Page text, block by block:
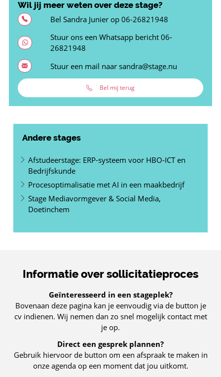
Wil jij meer weten over deze stage?
Bel Sandra Junier op 06-26821948
Stuur ons een Whatsapp bericht 06-
26821948
Stuur een mail naar sandra@stage.nu
Bel mij terug
Andere stages
Afstudeerstage: ERP-systeem voor HBO-ICT en
Bedrijfskunde
Procesoptimalisatie met AI in een maakbedrijf
Stage Mediavormgever & Social Media,
Doetinchem
Informatie over sollicitatieproces
Geïnteresseerd in een stageplek?
Bovenaan deze pagina kan je eenvoudig via de button je
cv indienen. Wij nemen dan zo snel mogelijk contact met
je op.
Direct een gesprek plannen?
Gebruik hiervoor de button om een afspraak te maken in
onze agenda op een moment dat jou uitkomt.